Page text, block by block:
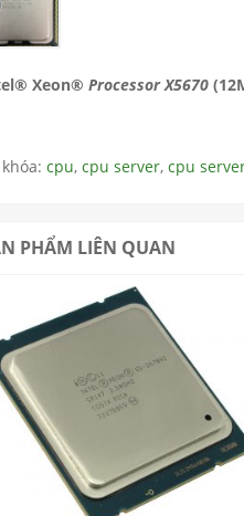
Xeon® Processor X5670
cpu, cpu server, cpu
PHẨM LIÊN QUAN